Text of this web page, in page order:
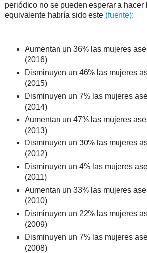
periódico no se pueden esperar a hacer
equivalente habría sido este (fuente):
Aumentan un 36% las mujeres
(2016)
Disminuyen un 46% las mujeres
(2015)
Disminuyen un 7% las mujeres
(2014)
Aumentan un 47% las mujeres
(2013)
Disminuyen un 30% las mujeres
(2012)
Disminuyen un 4% las mujeres
(2011)
Aumentan un 33% las mujeres
(2010)
Disminuyen un 22% las mujeres
(2009)
Disminuyen un 7% las mujeres
(2008)